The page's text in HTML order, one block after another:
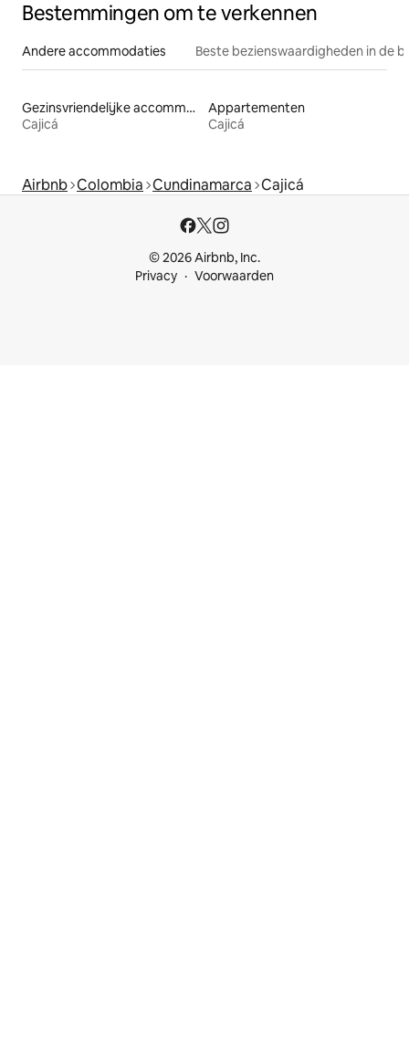
Bestemmingen om te verkennen
Andere accommodaties Beste bezienswaardigheden in de
Gezinsvriendelijke accommodaties
Cajicá
Appartementen
Cajicá
Airbnb Colombia Cundinamarca Cajicá
© 2026 Airbnb, Inc.
Privacy
Voorwaarden